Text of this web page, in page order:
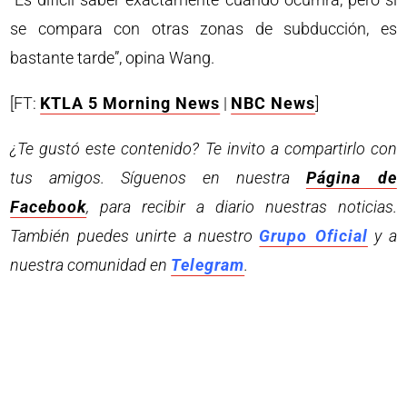
se compara con otras zonas de subducción, es
bastante tarde”, opina Wang.
[FT: KTLA 5 Morning News | NBC News
¿Te gustó este contenido? Te invito a compartirlo con
tus amigos. Síguenos en nuestra Página de
Facebook, para recibir a diario nuestras noticias.
También puedes unirte a nuestro Grupo Oficial y a
nuestra comunidad en Telegram.